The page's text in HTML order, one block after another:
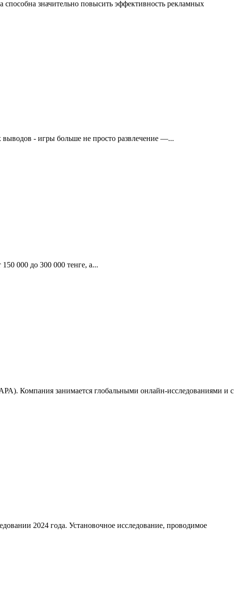
значительно повысить эффективность рекламных
выводов - игры больше не просто развлечение —...
000 до 300 000 тенге, а...
Компания занимается глобальными онлайн-исследованиями и с
2024 года. Установочное исследование, проводимое